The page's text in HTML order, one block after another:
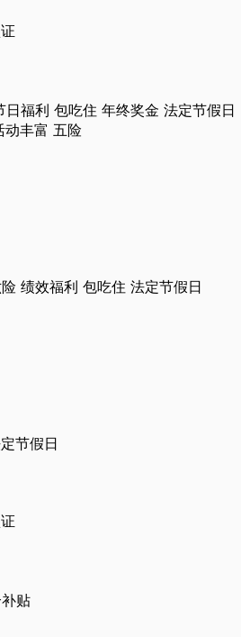
日福利 包吃住 年终奖金 法定节假日
动丰富 五险
绩效福利 包吃住 法定节假日
节假日
贴